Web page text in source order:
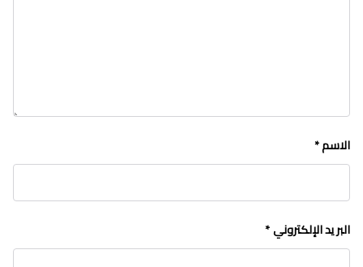
الاسم*
البريد الإلكتروني*